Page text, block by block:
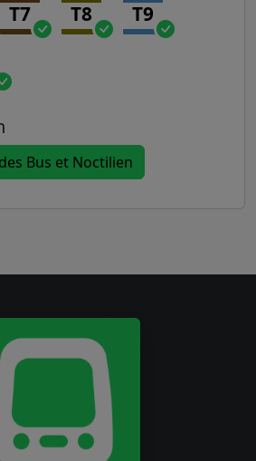
T7 T8 T9
Bus et Noctilien